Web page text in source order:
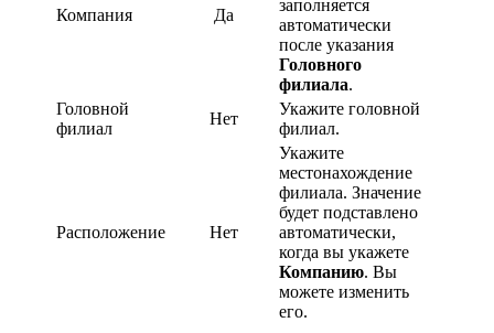
Компания Да
заполняется
автоматически
после указания
Головного
филиала.
Головной
филиал
Нет
Укажите головной
филиал.
Расположение Нет
Укажите
местонахождение
филиала. Значение
будет подставлено
автоматически,
когда вы укажете
Компанию. Вы
можете изменить
его.